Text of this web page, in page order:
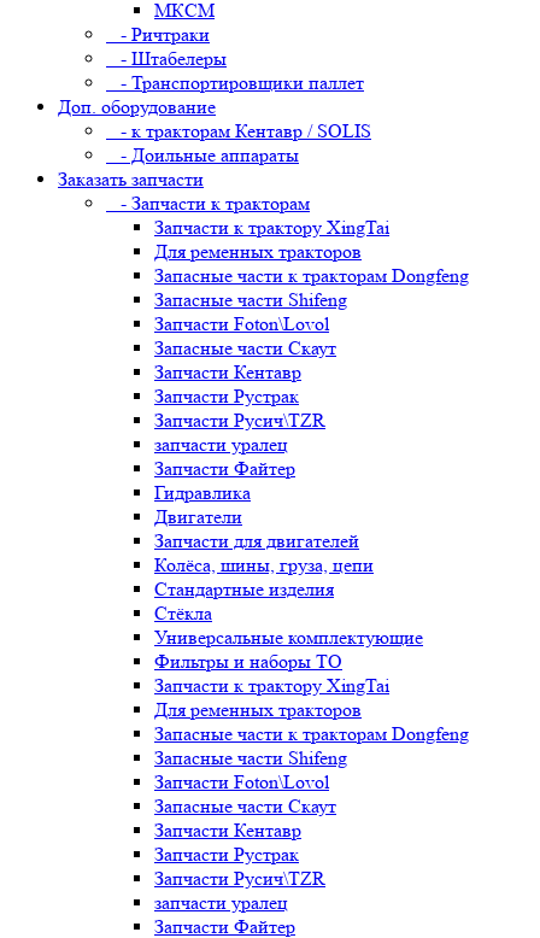
МКСМ
- Ричтраки
- Штабелеры
- Транспортировщики паллет
Доп. оборудование
- к тракторам Кентавр / SOLIS
- Доильные аппараты
Заказать запчасти
- Запчасти к тракторам
Запчасти к трактору XingTai
Для ременных тракторов
Запасные части к тракторам Dongfeng
Запасные части Shifeng
Запчасти Foton\Lovol
Запасные части Скаут
Запчасти Кентавр
Запчасти Рустрак
Запчасти Русич\TZR
запчасти уралец
Запчасти Файтер
Гидравлика
Двигатели
Запчасти для двигателей
Колёса, шины, груза, цепи
Стандартные изделия
Стёкла
Универсальные комплектующие
Фильтры и наборы ТО
Запчасти к трактору XingTai
Для ременных тракторов
Запасные части к тракторам Dongfeng
Запасные части Shifeng
Запчасти Foton\Lovol
Запасные части Скаут
Запчасти Кентавр
Запчасти Рустрак
Запчасти Русич\TZR
запчасти уралец
Запчасти Файтер